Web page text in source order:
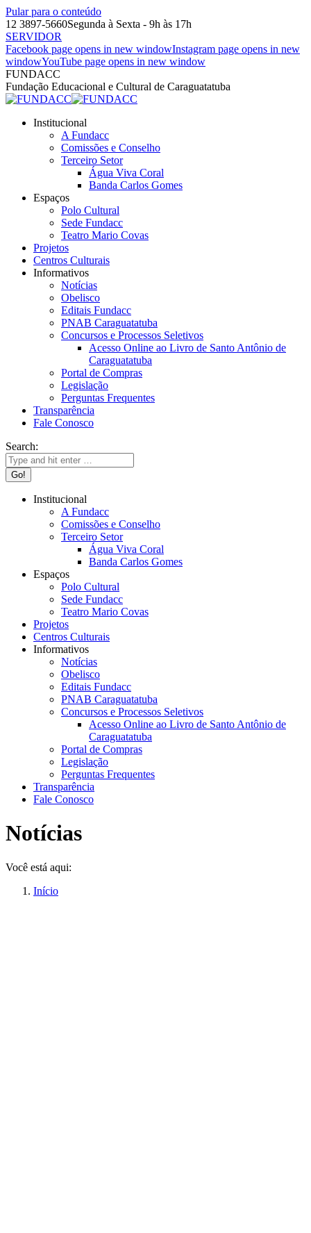
Pular para o conteúdo
12 3897-5660Segunda à Sexta - 9h às 17h
SERVIDOR
Facebook page opens in new windowInstagram page opens in new
windowYouTube page opens in new window
FUNDACC
Fundação Educacional e Cultural de Caraguatatuba
Institucional
A Fundacc
Comissões e Conselho
Terceiro Setor
Água Viva Coral
Banda Carlos Gomes
Espaços
Polo Cultural
Sede Fundacc
Teatro Mario Covas
Projetos
Centros Culturais
Informativos
Notícias
Obelisco
Editais Fundacc
PNAB Caraguatatuba
Concursos e Processos Seletivos
Acesso Online ao Livro de Santo Antônio de
Caraguatatuba
Portal de Compras
Legislação
Perguntas Frequentes
Transparência
Fale Conosco
Search:
Institucional
A Fundacc
Comissões e Conselho
Terceiro Setor
Água Viva Coral
Banda Carlos Gomes
Espaços
Polo Cultural
Sede Fundacc
Teatro Mario Covas
Projetos
Centros Culturais
Informativos
Notícias
Obelisco
Editais Fundacc
PNAB Caraguatatuba
Concursos e Processos Seletivos
Acesso Online ao Livro de Santo Antônio de
Caraguatatuba
Portal de Compras
Legislação
Perguntas Frequentes
Transparência
Fale Conosco
Notícias
Você está aqui:
Início